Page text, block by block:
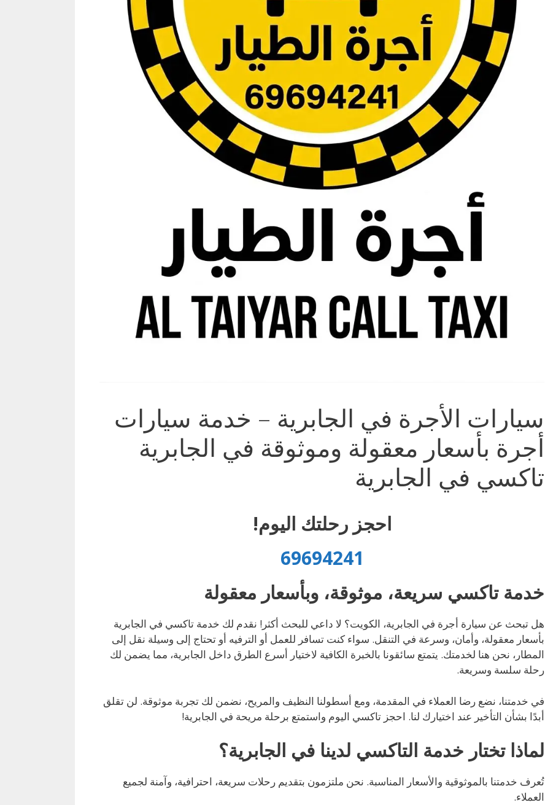
سيارات الأجرة في الجابرية – خدمة سيارات
أجرة بأسعار معقولة وموثوقة في الجابرية
تاكسي في الجابرية
احجز رحلتك اليوم!
69694241
خدمة تاكسي سريعة، موثوقة، وبأسعار معقولة
هل تبحث عن سيارة أجرة في الجابرية، الكويت؟ لا داعي للبحث أكثر! نقدم لك خدمة تاكسي في الجابرية
بأسعار معقولة، وأمان، وسرعة في التنقل. سواء كنت تسافر للعمل أو الترفيه أو تحتاج إلى وسيلة نقل إلى
المطار، نحن هنا لخدمتك. يتمتع سائقونا بالخبرة الكافية لاختيار أسرع الطرق داخل الجابرية، مما يضمن لك
رحلة سلسة وسريعة.
في خدمتنا، نضع رضا العملاء في المقدمة، ومع أسطولنا النظيف والمريح، نضمن لك تجربة موثوقة. لن تقلق
أبدًا بشأن التأخير عند اختيارك لنا. احجز تاكسي اليوم واستمتع برحلة مريحة في الجابرية!
لماذا تختار خدمة التاكسي لدينا في الجابرية؟
تُعرف خدمتنا بالموثوقية والأسعار المناسبة. نحن ملتزمون بتقديم رحلات سريعة، احترافية، وآمنة لجميع
العملاء.